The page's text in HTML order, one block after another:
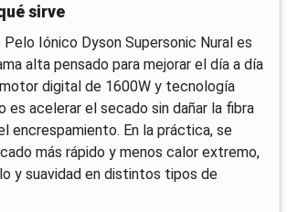
sirve
Iónico Dyson Supersonic Nural es
alta pensado para mejorar el día a día
digital de 1600W y tecnología
es acelerar el secado sin dañar la fibra
encrespamiento. En la práctica, se
más rápido y menos calor extremo,
y suavidad en distintos tipos de